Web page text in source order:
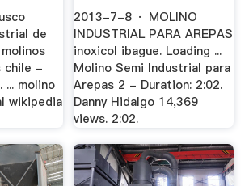
de
chile -
... molino
wikipedia
2013-7-8 · MOLINO
INDUSTRIAL PARA AREPAS
inoxicol ibague. Loading ...
Molino Semi Industrial para
Arepas 2 - Duration: 2:02.
Danny Hidalgo 14,369
views. 2:02.